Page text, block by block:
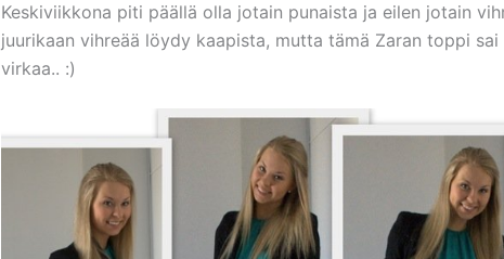
Keskiviikkona piti päällä olla jotain punaista ja eilen jotain
juurikaan vihreää löydy kaapista, mutta tämä Zaran toppi sai
virkaa.. :)